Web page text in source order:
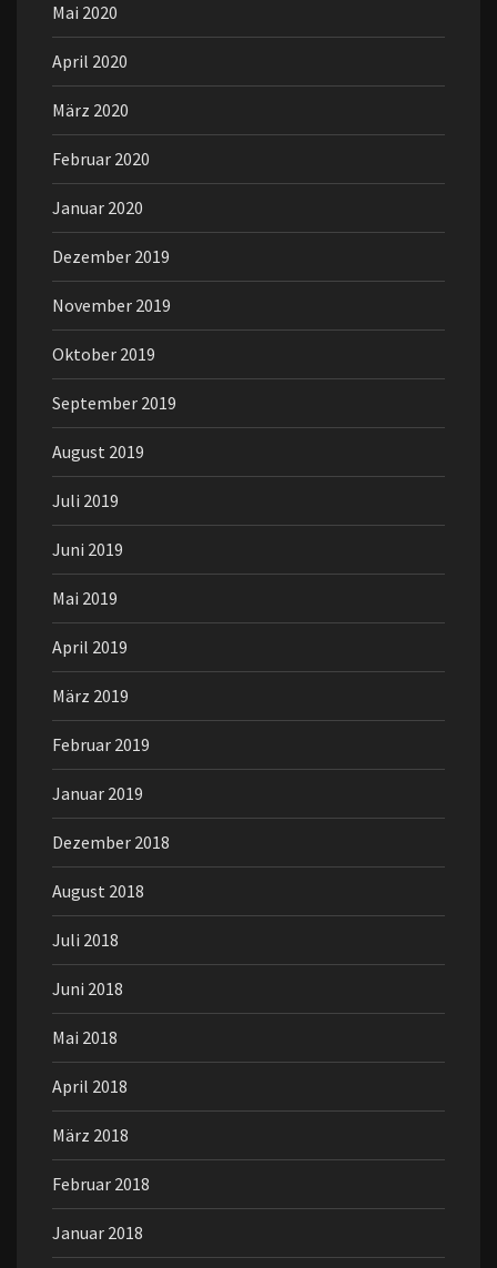
Mai 2020
April 2020
März 2020
Februar 2020
Januar 2020
Dezember 2019
November 2019
Oktober 2019
September 2019
August 2019
Juli 2019
Juni 2019
Mai 2019
April 2019
März 2019
Februar 2019
Januar 2019
Dezember 2018
August 2018
Juli 2018
Juni 2018
Mai 2018
April 2018
März 2018
Februar 2018
Januar 2018